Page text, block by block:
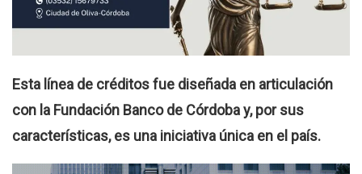
Esta línea de créditos fue diseñada en articulación
con la Fundación Banco de Córdoba y, por sus
características, es una iniciativa única en el país.